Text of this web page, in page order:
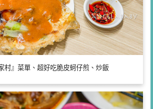
村』菜單、超好吃脆皮蚵仔煎、炒飯